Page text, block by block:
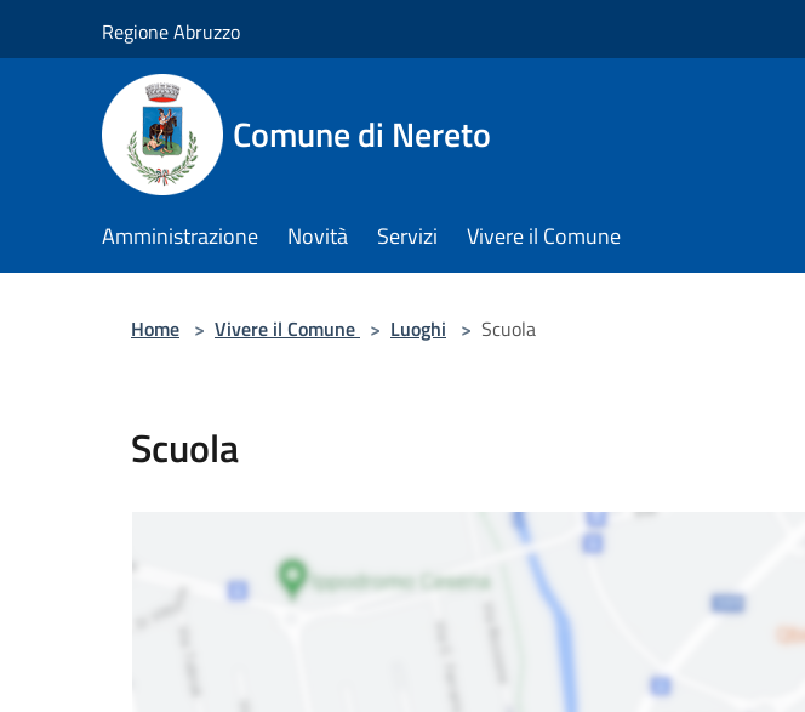
Regione Abruzzo
Comune di Nereto
Amministrazione Novità Servizi Vivere il Comune
Home > Vivere il Comune > Luoghi > Scuola
Scuola